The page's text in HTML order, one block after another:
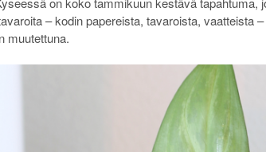
– kodin papereista, tavaroista, vaatteista
muutettuna.